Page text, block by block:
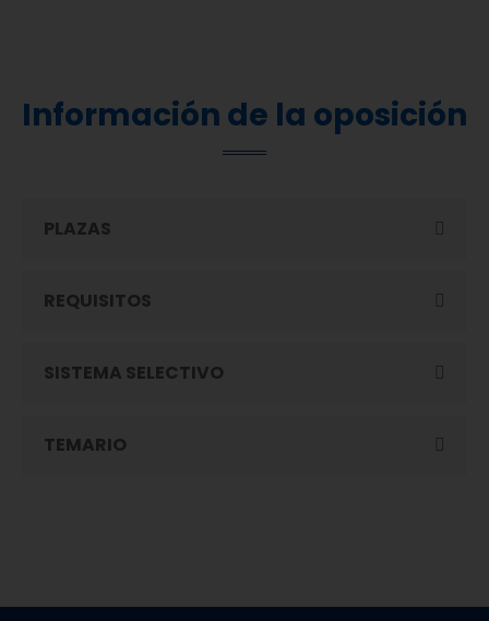
Información de la oposición
PLAZAS
REQUISITOS
SISTEMA SELECTIVO
TEMARIO